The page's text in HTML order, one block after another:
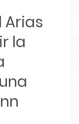
Arias
la